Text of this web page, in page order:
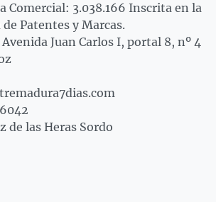
Comercial: 3.038.166 Inscrita en la
Patentes y Marcas.
Juan Carlos I, portal 8, nº 4
de las Heras Sordo